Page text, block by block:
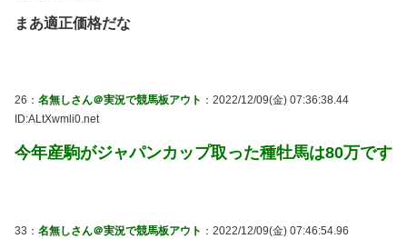
まあ適正価格だな
26： 名無しさん＠実況で競馬板アウト ：2022/12/09(金) 07:36:38.44
ID:ALtXwmli0.net
今年産駒がジャパンカップ取った種牡馬は80万です
33： 名無しさん＠実況で競馬板アウト ：2022/12/09(金) 07:46:54.96